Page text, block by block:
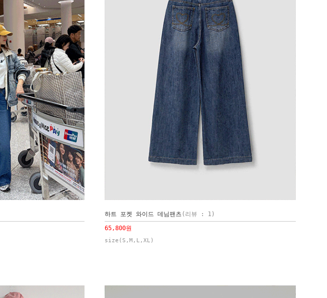
하트 포켓 와이드 데님팬츠 (리뷰 : 1)
65,800원
size(S,M,L,XL)